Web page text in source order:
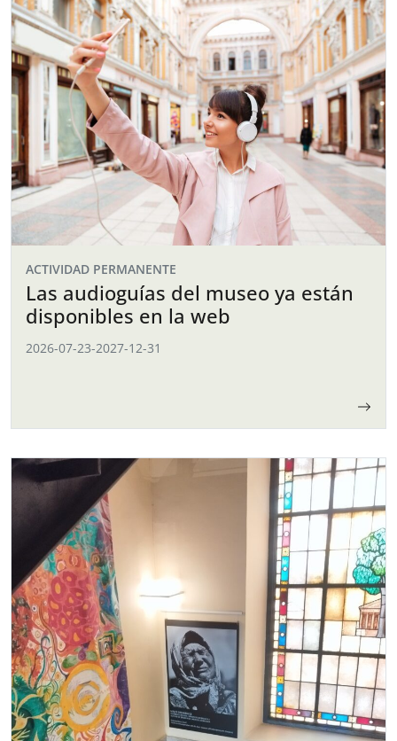
ACTIVIDAD PERMANENTE
Las audioguías del museo ya están
disponibles en la web
2026-07-23-2027-12-31